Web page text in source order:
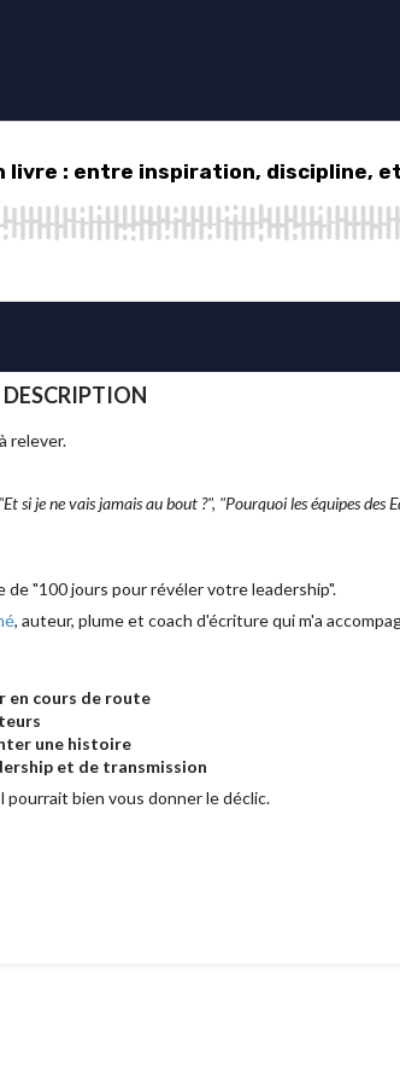
DESCRIPTION
relever.
si je ne vais jamais au bout ?", "Pourquoi les équipes
"100 jours pour révéler votre leadership".
, auteur, plume et coach d'écriture qui m'a
en cours de route
une histoire
et de transmission
pourrait bien vous donner le déclic.